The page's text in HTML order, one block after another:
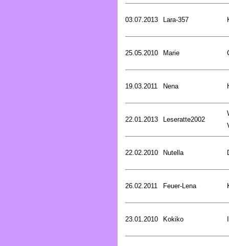
03.07.2013 Lara-357
25.05.2010 Marie
19.03.2011 Nena
22.01.2013 Leseratte2002
22.02.2010 Nutella
26.02.2011 Feuer-Lena
23.01.2010 Kokiko